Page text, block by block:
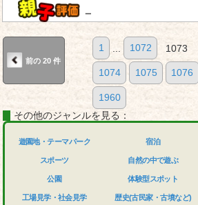
－
前の 20 件
1 1072 1073
1074 1075 1076
1960
その他のジャンルを見る：
遊園地・テーマパーク
スポーツ
公園
工場見学・社会見学
宿泊
自然の中で遊ぶ
体験型スポット
歴史(古民家・古墳など)